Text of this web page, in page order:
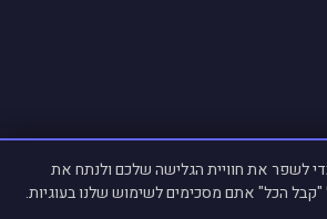
לשפר את חוויית הגלישה שלכם ולנתח את
הכל" אתם מסכימים לשימוש שלנו בעוגיות.